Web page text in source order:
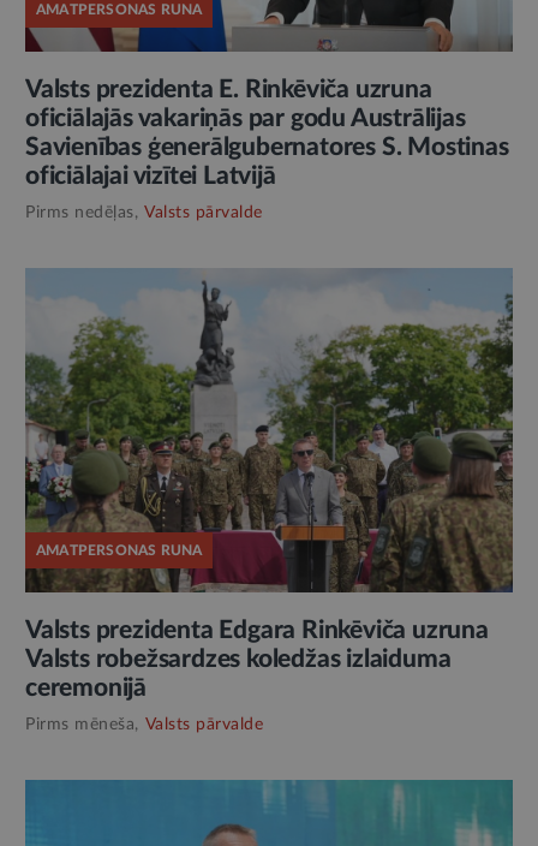
AMATPERSONAS RUNA
Valsts prezidenta E. Rinkēviča uzruna
oficiālajās vakariņās par godu Austrālijas
Savienības ģenerālgubernatores S. Mostinas
oficiālajai vizītei Latvijā
Pirms nedēļas, Valsts pārvalde
AMATPERSONAS RUNA
Valsts prezidenta Edgara Rinkēviča uzruna
Valsts robežsardzes koledžas izlaiduma
ceremonijā
Pirms mēneša, Valsts pārvalde